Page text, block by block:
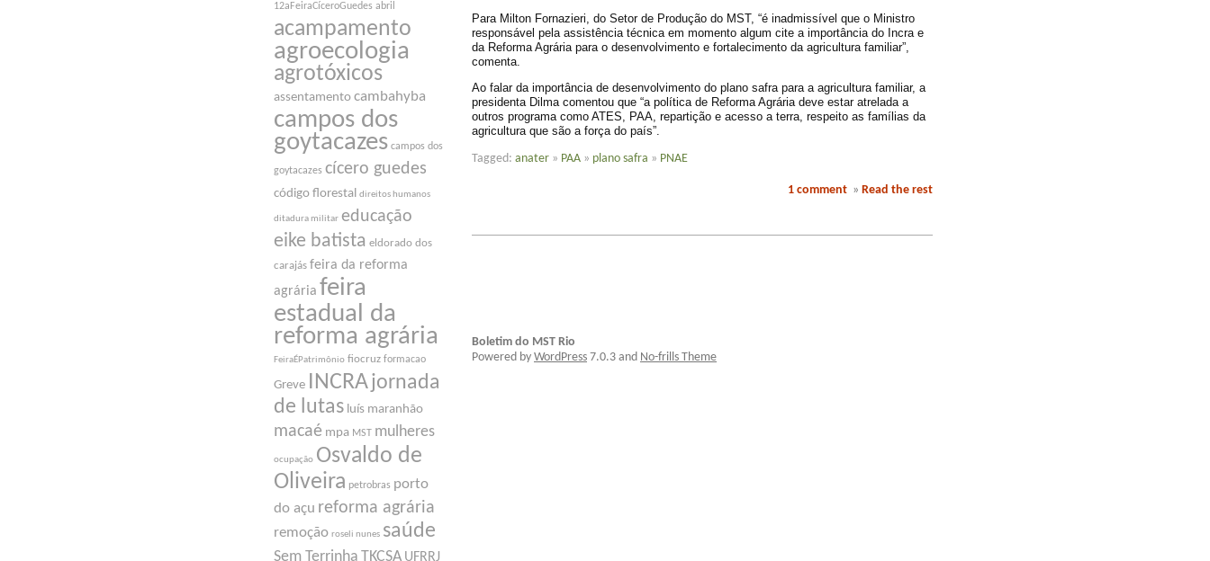
12aFeiraCíceroGuedes abril
acampamento
agroecologia
agrotóxicos
assentamento cambahyba
campos dos
goytacazes campos dos
goytacazes cícero guedes
código florestal direitos humanos
ditadura militar educação
eike batista eldorado dos
carajás feira da reforma
agrária feira
estadual da
reforma agrária
FeiraÉPatrimônio fiocruz formacao
Greve INCRA jornada
de lutas luís maranhão
macaé mpa MST mulheres
ocupação Osvaldo de
Oliveira petrobras porto
do açu reforma agrária
remoção roseli nunes saúde
Sem Terrinha TKCSA UFRRJ
Para Milton Fornazieri, do Setor de Produção do MST, “é inadmissível que o Ministro
responsável pela assistência técnica em momento algum cite a importância do Incra e
da Reforma Agrária para o desenvolvimento e fortalecimento da agricultura familiar”,
comenta.
Ao falar da importância de desenvolvimento do plano safra para a agricultura familiar, a
presidenta Dilma comentou que “a política de Reforma Agrária deve estar atrelada a
outros programa como ATES, PAA, repartição e acesso a terra, respeito as famílias da
agricultura que são a força do país”.
Tagged: anater » PAA » plano safra » PNAE
1 comment » Read the rest
Boletim do MST Rio
Powered by WordPress 7.0.3 and No-frills Theme